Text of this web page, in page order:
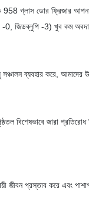
গ্লাস ডোর ফ্রিজার
-0, জিডব্লুপি -3) খুব কম
ব্যবহার করে,
বিশেষভাবে জারা
জীবন প্রস্তাব করে এবং